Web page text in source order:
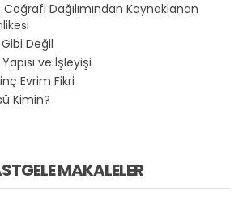
Dağılımından Kaynaklanan
Değil
ve İşleyişi
Evrim Fikri
Kimin?
MAKALELER